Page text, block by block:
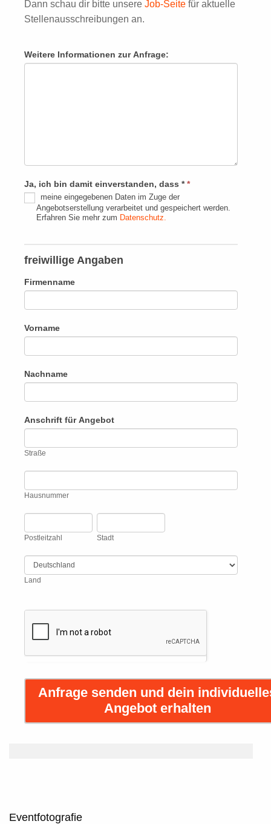
Dann schau dir bitte unsere Job-Seite für aktuelle
Stellenausschreibungen an.
Weitere Informationen zur Anfrage:
Ja, ich bin damit einverstanden, dass **
meine eingegebenen Daten im Zuge der
Angebotserstellung verarbeitet und gespeichert werden.
Erfahren Sie mehr zum Datenschutz.
freiwillige Angaben
Firmenname
Vorname
Nachname
Anschrift für Angebot
Straße
Hausnummer
Postleitzahl Stadt
Land
Land
Anfrage senden und dein
Angebot erhalten
Eventfotografie